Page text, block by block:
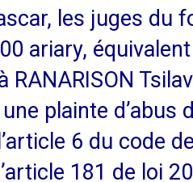
les juges du
ariary,
RANARISON
plainte d’abus
6 du code
181 de loi